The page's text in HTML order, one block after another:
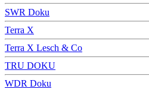
SWR Doku
Terra X
Terra X Lesch & Co
TRU DOKU
WDR Doku